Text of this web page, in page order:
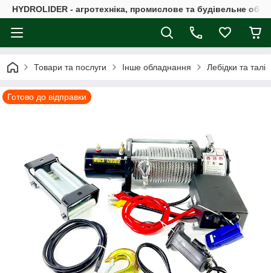
HYDROLIDER - агротехніка, промислове та будівельне
Товари та послуги Інше обладнання Лебідки та талі
Готово до відправки